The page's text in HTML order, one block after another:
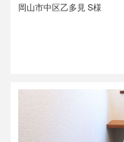
岡山市中区乙多見 S様